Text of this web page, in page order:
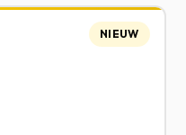
NIEUW